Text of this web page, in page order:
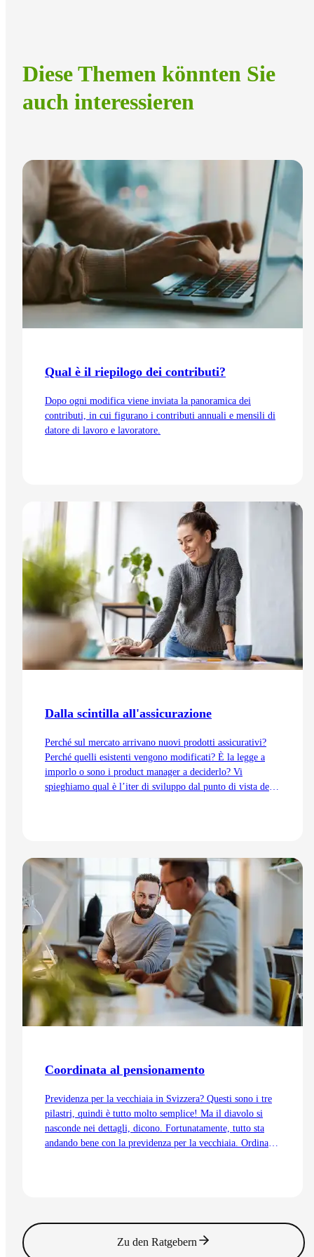
Diese Themen könnten Sie
auch interessieren
Qual è il riepilogo dei contributi?
Dopo ogni modifica viene inviata la panoramica dei
contributi, in cui figurano i contributi annuali e mensili di
datore di lavoro e lavoratore.
Vai all'articolo
Dalla scintilla all'assicurazione
Perché sul mercato arrivano nuovi prodotti assicurativi?
Perché quelli esistenti vengono modificati? È la legge a
imporlo o sono i product manager a deciderlo? Vi
spieghiamo qual è l’iter di sviluppo dal punto di vista del
Vai all'articolo
Coordinata al pensionamento
Previdenza per la vecchiaia in Svizzera? Questi sono i tre
pilastri, quindi è tutto molto semplice! Ma il diavolo si
nasconde nei dettagli, dicono. Fortunatamente, tutto sta
andando bene con la previdenza per la vecchiaia. Ordinata
Zu den Ratgebern